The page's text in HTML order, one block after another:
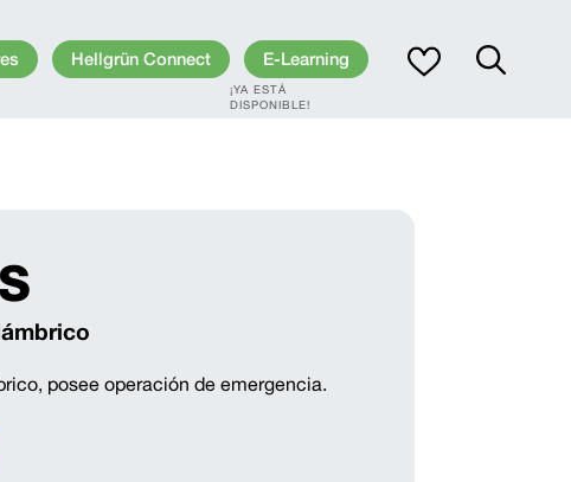
Hellgrün Connect E-Learning
¡YA ESTÁ
DISPONIBLE!
posee operación de emergencia.